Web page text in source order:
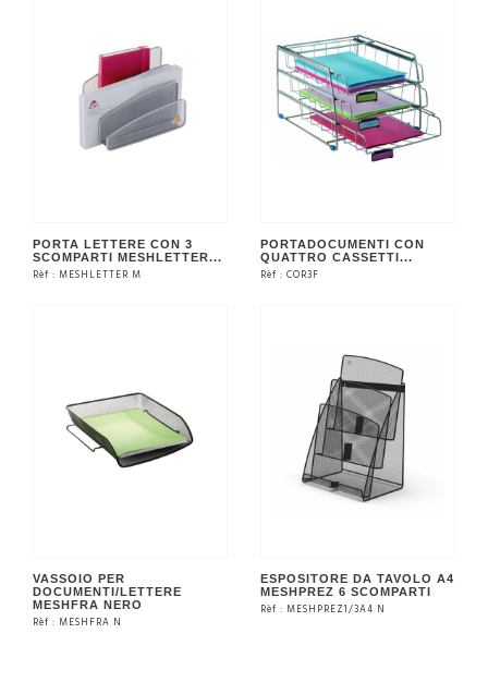
PORTA LETTERE CON 3
SCOMPARTI MESHLETTER...
Rèf : MESHLETTER M
PORTADOCUMENTI CON
QUATTRO CASSETTI...
Rèf : COR3F
VASSOIO PER
DOCUMENTI/LETTERE
MESHFRA NERO
Rèf : MESHFRA N
ESPOSITORE DA TAVOLO A4
MESHPREZ 6 SCOMPARTI
Rèf : MESHPREZ1/3A4 N